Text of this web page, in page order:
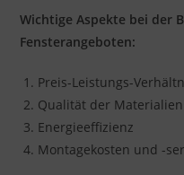
Wichtige Aspekte bei der
Fensterangeboten:
Preis-Leistungs-
Qualität der Materialien
Energieeffizienz
Montagekosten und -